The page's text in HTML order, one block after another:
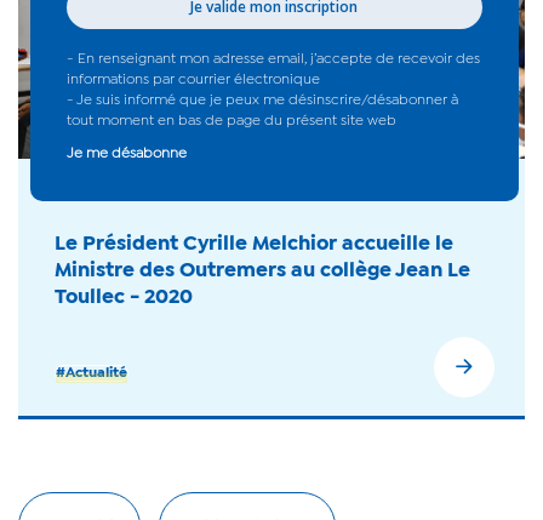
Le Président Cyrille Melchior accueille le
Ministre des Outremers au collège Jean Le
Toullec - 2020
#Actualité